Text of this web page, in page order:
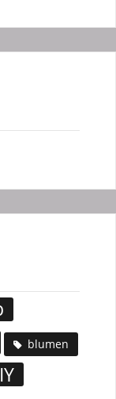
blumen